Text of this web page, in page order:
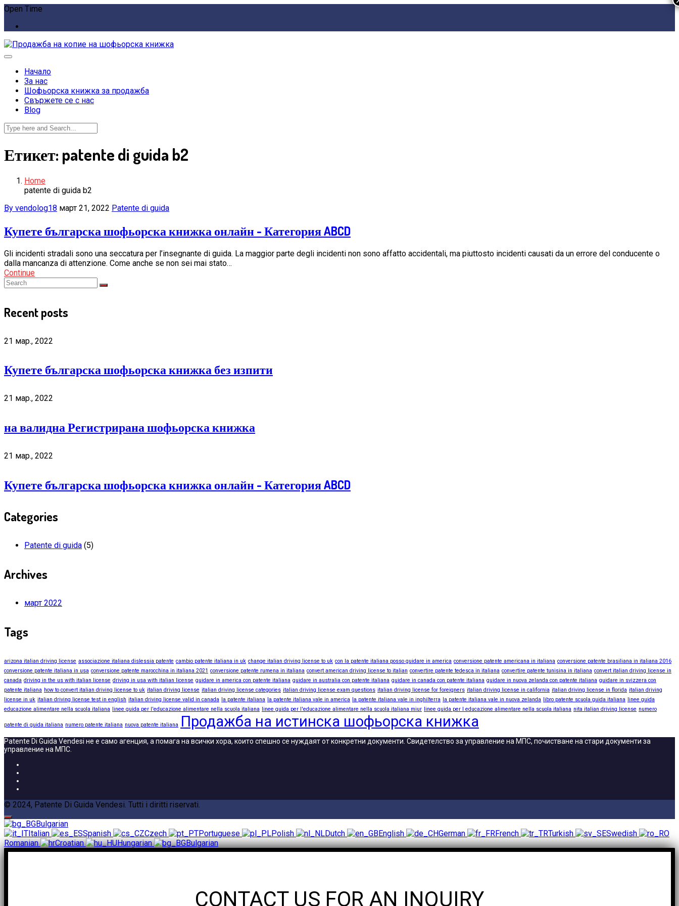
Open Time
Начало
За нас
Шофьорска книжка за продажба
Свържете се с нас
Blog
Етикет: patente di guida b2
Home
patente di guida b2
By vendolog18 март 21, 2022 Patente di guida
Купете българска шофьорска книжка онлайн - Категория ABCD
Gli incidenti stradali sono una seccatura per l’insegnante di guida. La maggior parte degli incidenti non sono affatto accidentali, ma piuttosto incidenti causati da un errore del conducente o
dalla mancanza di attenzione. Come anche se non sei mai stato…
Continue
Recent posts
21 мар., 2022
Купете българска шофьорска книжка без изпити
21 мар., 2022
на валидна Регистрирана шофьорска книжка
21 мар., 2022
Купете българска шофьорска книжка онлайн - Категория ABCD
Categories
Patente di guida (5)
Archives
март 2022
Tags
arizona italian driving license associazione italiana dislessia patente cambio patente italiana in uk change italian driving license to uk con la patente italiana posso guidare in america conversione patente americana in italiana conversione patente brasiliana in italiana 2016
conversione patente italiana in usa conversione patente marocchina in italiana 2021 conversione patente rumena in italiana convert american driving license to italian convertire patente tedesca in italiana convertire patente tunisina in italiana convert italian driving license in
canada driving in the us with italian license driving in usa with italian license guidare in america con patente italiana guidare in australia con patente italiana guidare in canada con patente italiana guidare in nuova zelanda con patente italiana guidare in svizzera con
patente italiana how to convert italian driving license to uk italian driving license italian driving license categories italian driving license exam questions italian driving license for foreigners italian driving license in california italian driving license in florida italian driving
license in uk italian driving license test in english italian driving license valid in canada la patente italiana la patente italiana vale in america la patente italiana vale in inghilterra la patente italiana vale in nuova zelanda libro patente scuola guida italiana
linee guida
educazione alimentare nella scuola italiana
linee guida per l'educazione alimentare nella scuola italiana linee guida per l'educazione alimentare nella scuola italiana miur linee guida per l educazione alimentare nella scuola italiana nita italian driving license numero
patente di guida italiana numero patente italiana nuova patente italiana Продажба на истинска шофьорска книжка
Patente Di Guida Vendesi не е само агенция, а помага на всички хора, които спешно се нуждаят от конкретни документи. Свидетелство за управление на МПС, почистване на стари документи за
управление на МПС.
© 2024, Patente Di Guida Vendesi. Tutti i diritti riservati.
Bulgarian
Italian
Spanish Czech Portuguese Polish Dutch English German French Turkish
Swedish
Romanian
Croatian Hungarian Bulgarian
CONTACT US FOR AN INQUIRY